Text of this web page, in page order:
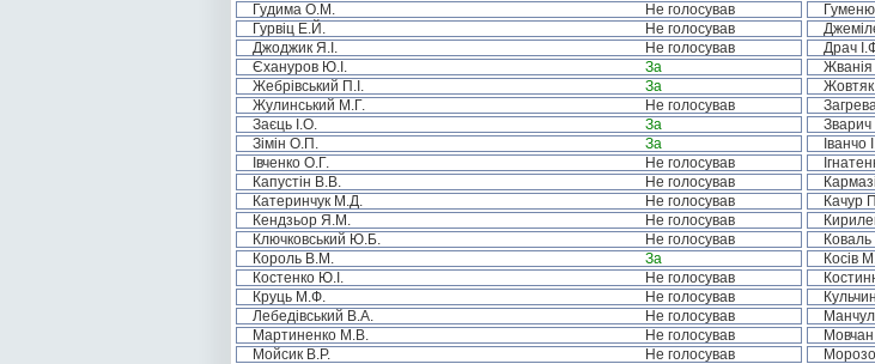
Гудима О.М.
Не голосував
Гурвіц Е.Й.
Не голосував
Джоджик Я.І.
Не голосував Драч
Єхануров Ю.І.
За
Жебрівський П.І.
За
Жулинський М.Г.
Не голосував
Заєць І.О.
За
Зімін О.П.
За Іванчо
Івченко О.Г.
Не голосував
Капустін В.В.
Не голосував
Катеринчук М.Д.
Не голосував Качур
Кендзьор Я.М.
Не голосував
Ключковський Ю.Б.
Не голосував
Король В.М.
За Косів
Костенко Ю.І.
Не голосував
Круць М.Ф.
Не голосував
Лебедівський В.А.
Не голосував
Мартиненко М.В.
Не голосував
Мойсик В.Р.
Не голосував